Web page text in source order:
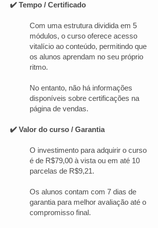
✔️ Tempo / Certificado
Com uma estrutura dividida em 5
módulos, o curso oferece acesso
vitalício ao conteúdo, permitindo que
os alunos aprendam no seu próprio
ritmo.
No entanto, não há informações
disponíveis sobre certificações na
página de vendas.
✔️ Valor do curso / Garantia
O investimento para adquirir o curso
é de R$79,00 à vista ou em até 10
parcelas de R$9,21.
Os alunos contam com 7 dias de
garantia para melhor avaliação até o
compromisso final.